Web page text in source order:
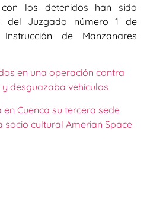
los detenidos han sido
del Juzgado número 1 de
de Manzanares
en una operación contra
desguazaba vehículos
en Cuenca su tercera sede
cultural Amerian Space